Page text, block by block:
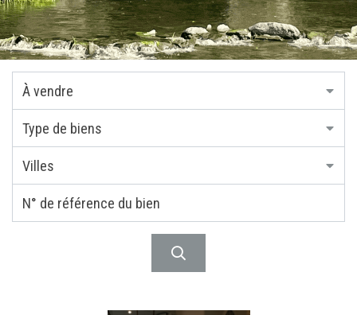
À vendre
Type de biens
Villes